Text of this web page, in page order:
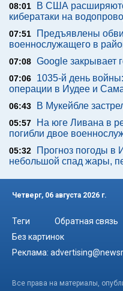
08:01
В США
кибератаки на
07:51
Предъявлены
военнослужащего в
07:08 Google закрывает
07:06
1035-й день
операции в Иудее и
06:43 В Мукейбле
05:57
На юге Ливана в
погибли двое
05:32
Прогноз погоды в
небольшой спад жары,
Четверг, 06 августа 2026 г.
Теги Обратная связь
Без картинок
Реклама:
Все права на материалы,